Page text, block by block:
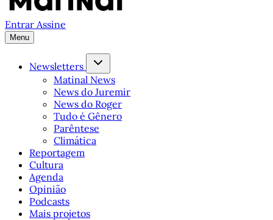
Entrar Assine
Menu
Newsletters
Matinal News
News do Juremir
News do Roger
Tudo é Gênero
Parêntese
Climática
Reportagem
Cultura
Agenda
Opinião
Podcasts
Mais projetos